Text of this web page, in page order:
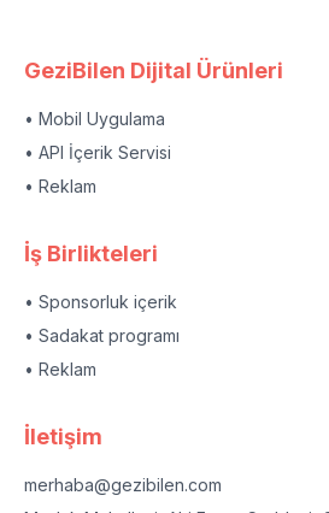
GeziBilen Dijital Ürünleri
• Mobil Uygulama
• API İçerik Servisi
• Reklam
İş Birlikteleri
• Sponsorluk içerik
• Sadakat programı
• Reklam
İletişim
merhaba@gezibilen.com